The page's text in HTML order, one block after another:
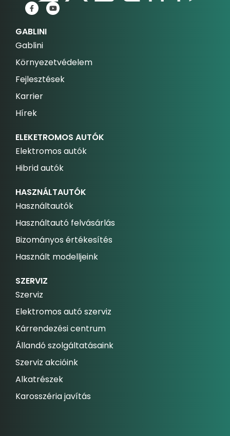
GABLINI
Gablini
Környezetvédelem
Fejlesztések
Karrier
Hírek
ELEKETROMOS AUTÓK
Elektromos autók
Hibrid autók
HASZNÁLTAUTÓK
Használtautók
Használtautó felvásárlás
Bizományos értékesítés
Használt modelljeink
SZERVIZ
Szerviz
Elektromos autó szerviz
Kárrendezési centrum
Állandó szolgáltatásaink
Szerviz akcióink
Alkatrészek
Karosszéria javítás